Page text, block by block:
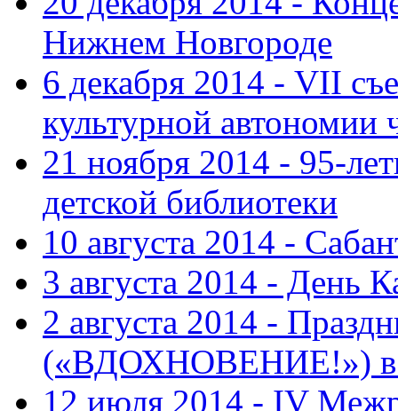
Нижнем Новгороде
6 декабря 2014 - VII
культурной автономии
21 ноября 2014 - 95-
детской библиотеки
10 августа 2014 -
3 августа 2014 - День
2 августа 2014 -
(«ВДОХНОВЕНИЕ!») в
12 июля 2014 - IV